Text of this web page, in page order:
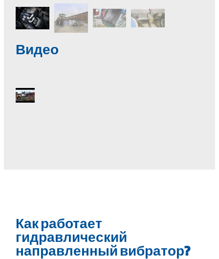
Видео
Как работает
гидравлический
направленный вибратор?